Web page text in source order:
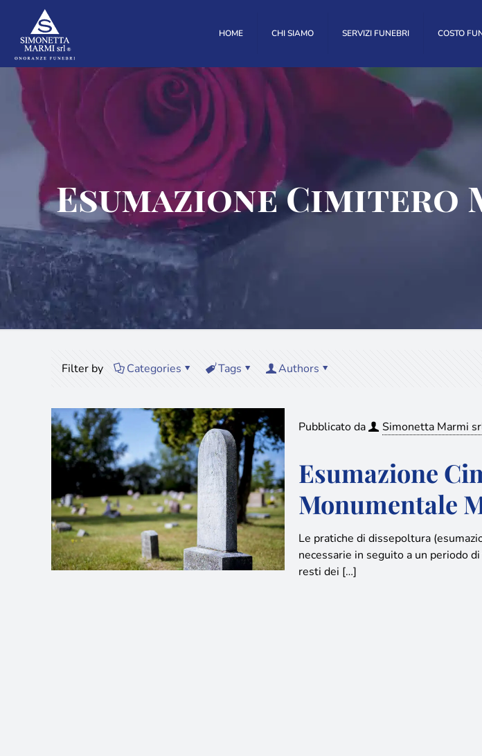
HOME CHI SIAMO SERVIZI FUNEBRI COSTO
Esumazione
Filter by Categories Tags Authors
Pubblicato da Simonetta Marmi
Esumazione
Monumentale
Le pratiche di dissepoltura
necessarie in seguito a un periodo
resti dei […]